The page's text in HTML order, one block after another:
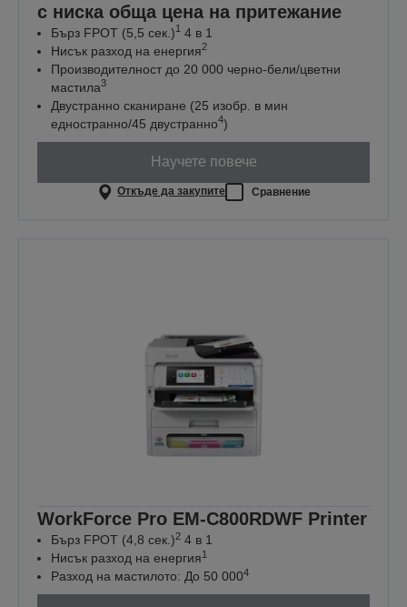
с ниска обща цена на притежание
Бърз FPOT (5,5 сек.)1 4 в 1
Нисък разход на енергия2
Производителност до 20 000 черно-бели/цветни
мастила3
Двустранно сканиране (25 изобр. в мин
едностранно/45 двустранно4)
Научете повече
Откъде да закупите Сравнение
WorkForce Pro EM-C800RDWF Printer
Бърз FPOT (4,8 сек.)2 4 в 1
Нисък разход на енергия1
Разход на мастилото: До 50 0004